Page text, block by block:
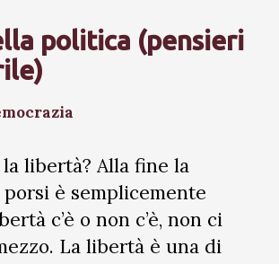
politica (pensieri
libertà? Alla fine la
porsi è semplicemente
c’è o non c’è, non ci
La libertà è una di